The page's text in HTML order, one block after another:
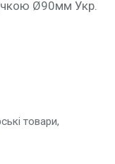
Ø90мм Укр.
товари,